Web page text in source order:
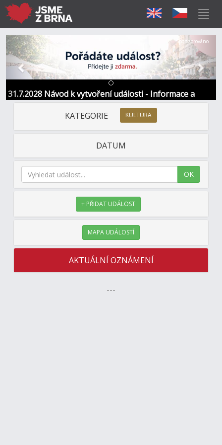
31.7.2028 Návod k vytvoření události - Informace a
kontakt
Předchozí Další
Sponzorováno
KATEGORIE KULTURA
DATUM
OK
+ PŘIDAT UDÁLOST
MAPA UDÁLOSTÍ
AKTUÁLNÍ OZNÁMENÍ
---